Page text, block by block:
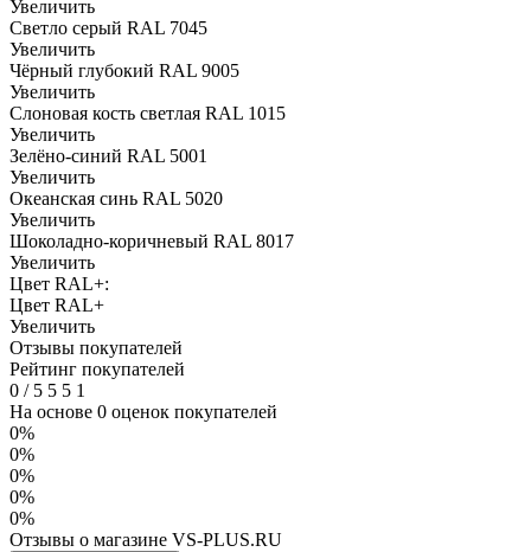
Увеличить
Светло серый RAL 7045
Увеличить
Чёрный глубокий RAL 9005
Увеличить
Слоновая кость светлая RAL 1015
Увеличить
Зелёно-синий RAL 5001
Увеличить
Океанская синь RAL 5020
Увеличить
Шоколадно-коричневый RAL 8017
Увеличить
Цвет RAL+:
Цвет RAL+
Увеличить
Отзывы покупателей
Рейтинг покупателей
0 /5 5 5 1
На основе 0 оценок покупателей
0%
0%
0%
0%
0%
Отзывы о магазине VS-PLUS.RU